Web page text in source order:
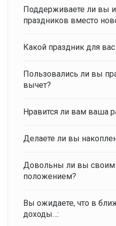
Поддерживаете ли вы
праздников вместо
Какой праздник для
Пользовались ли вы
вычет?
Нравится ли вам ваша
Делаете ли вы
Довольны ли вы
положением?
Вы ожидаете, что в
доходы…: